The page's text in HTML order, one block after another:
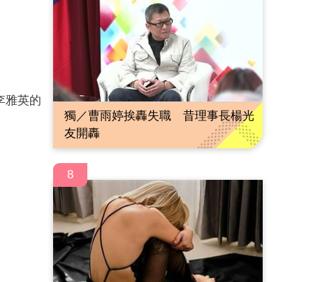
雅英的
獨／曹雨婷挨轟失職 昔理事長楊光
友開轟
8